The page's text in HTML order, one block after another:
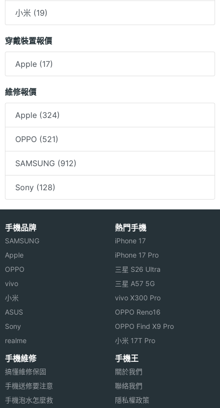
小米 (19)
穿戴裝置報價
Apple (17)
維修報價
Apple (324)
OPPO (521)
SAMSUNG (912)
Sony (128)
手機品牌
SAMSUNG
Apple
OPPO
vivo
小米
ASUS
Sony
realme
熱門手機
iPhone 17
iPhone 17 Pro
三星 S26 Ultra
三星 A57 5G
vivo X300 Pro
OPPO Reno16
OPPO Find X9 Pro
小米 17T Pro
手機維修
搞懂維修保固
手機送修要注意
手機泡水怎麼救
手機王
關於我們
聯絡我們
隱私權政策